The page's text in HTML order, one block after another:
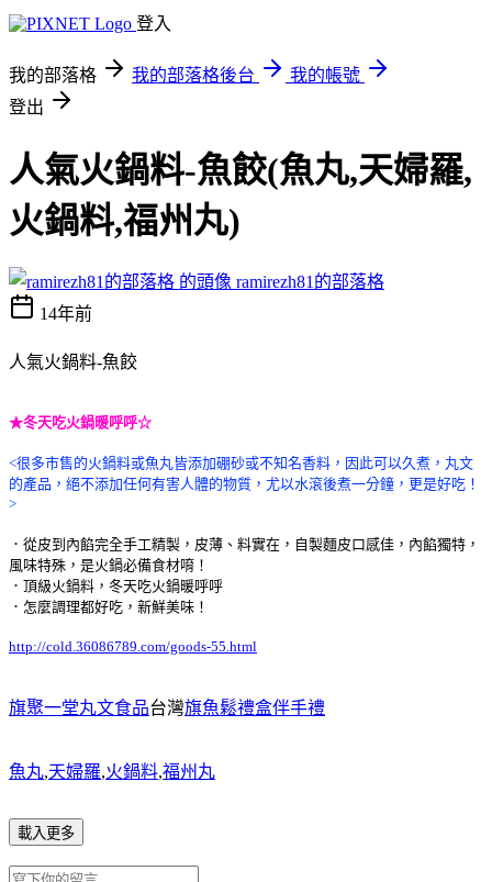
登入
我的部落格 我的部落格後台
我的帳號
登出
人氣火鍋料-魚餃(魚丸,天婦羅,
火鍋料,福州丸)
ramirezh81的部落格
14年前
人氣火鍋料-魚餃
★冬天吃火鍋暖呼呼☆
<很多市售的火鍋料或魚丸皆添加硼砂或不知名香料，因此可以久煮，丸文
的產品，絕不添加任何有害人體的物質，尤以水滾後煮一分鐘，更是好吃！
>
．從皮到內餡完全手工精製，皮薄、料實在，自製麵皮口感佳，內餡獨特，
風味特殊，是火鍋必備食材唷！
．頂級火鍋料，冬天吃火鍋暖呼呼
．怎麼調理都好吃，新鮮美味！
http://cold.36086789.com/goods-55.html
旗聚一堂丸文食品台灣旗魚鬆禮盒伴手禮
魚丸,天婦羅,火鍋料,福州丸
載入更多